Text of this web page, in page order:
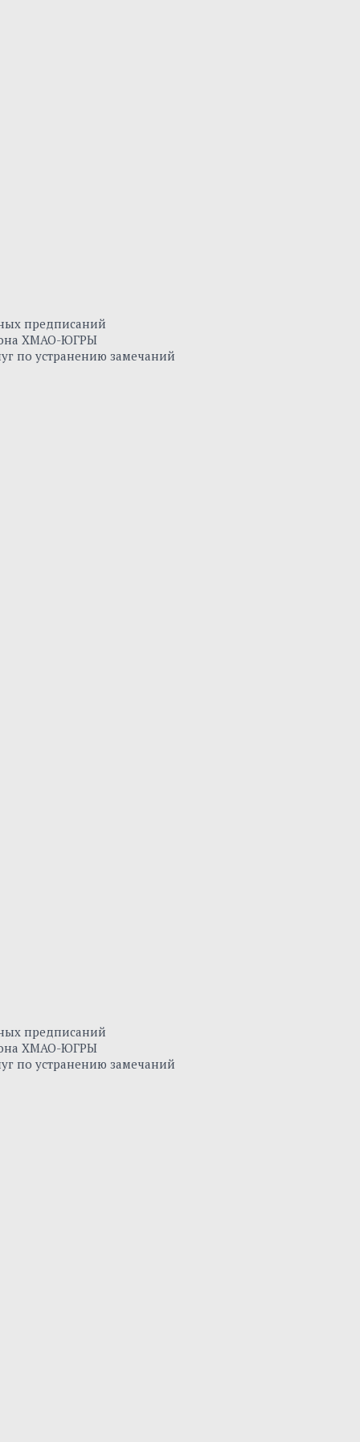
предписаний
ХМАО-ЮГРЫ
по устранению замечаний
предписаний
ХМАО-ЮГРЫ
по устранению замечаний